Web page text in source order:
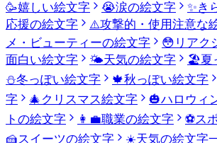
🥳嬉しい絵文字 😭涙の絵文字 ✨き
応援の絵文字
⚠️攻撃的・使用注意な
メ・ビューティーの絵文字
😳 リアク
面白い絵文字
🌤️天気の絵文字 🏖️夏
⛄冬っぽい絵文字 🍁秋っぽい絵文字
字
🎄 クリスマス絵文字 🎃ハロウィ
トの絵文字
👩‍💼職業の絵文字 ⚽ス
🍰スイーツの絵文字 ☀️天気の絵文字